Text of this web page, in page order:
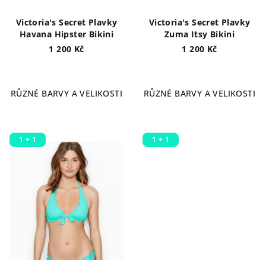
Victoria's Secret Plavky
Havana Hipster Bikini
1 200 Kč
RŮZNÉ BARVY A VELIKOSTI
Victoria's Secret Plavky
Zuma Itsy Bikini
1 200 Kč
RŮZNÉ BARVY A VELIKOSTI
1 + 1 1 + 1